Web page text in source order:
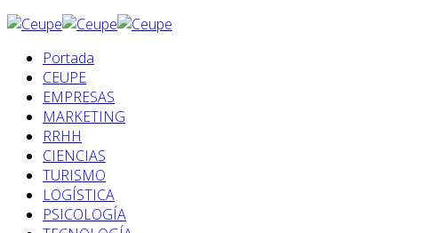
Portada
CEUPE
EMPRESAS
MARKETING
RRHH
CIENCIAS
TURISMO
LOGÍSTICA
PSICOLOGÍA